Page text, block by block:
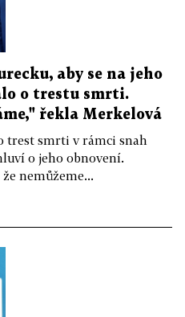
aby se na jeho
o trestu smrti.
řekla Merkelová
trest smrti v rámci snah
o jeho obnovení.
nemůžeme...